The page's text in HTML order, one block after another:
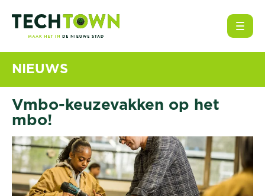
NIEUWS
Vmbo-keuzevakken op het
mbo!